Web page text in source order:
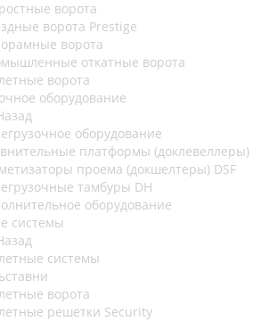
ворота
ворота Prestige
ворота
откатные ворота
ворота
оборудование
оборудование
платформы (доклевеллеры)
проема (докшелтеры) DSF
тамбуры DH
оборудование
системы
системы
ворота
решетки Security